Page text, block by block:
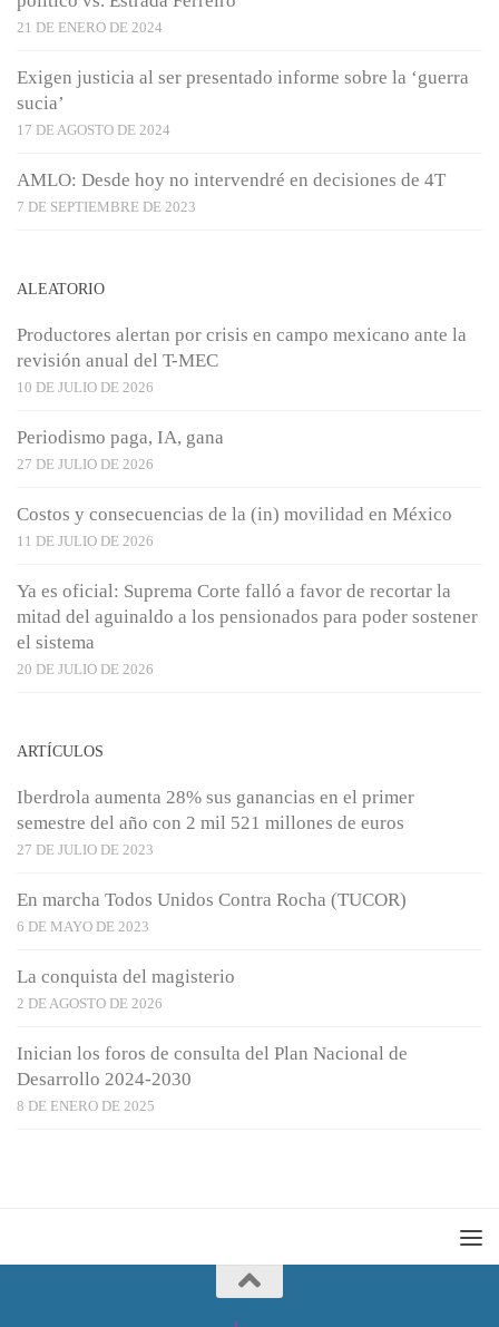
21 DE ENERO DE 2024
Exigen justicia al ser presentado informe sobre la ‘guerra
sucia’
17 DE AGOSTO DE 2024
AMLO: Desde hoy no intervendré en decisiones de 4T
7 DE SEPTIEMBRE DE 2023
ALEATORIO
Productores alertan por crisis en campo mexicano ante la
revisión anual del T-MEC
10 DE JULIO DE 2026
Periodismo paga, IA, gana
27 DE JULIO DE 2026
Costos y consecuencias de la (in) movilidad en México
11 DE JULIO DE 2026
Ya es oficial: Suprema Corte falló a favor de recortar la
mitad del aguinaldo a los pensionados para poder sostener
el sistema
20 DE JULIO DE 2026
ARTÍCULOS
Iberdrola aumenta 28% sus ganancias en el primer
semestre del año con 2 mil 521 millones de euros
27 DE JULIO DE 2023
En marcha Todos Unidos Contra Rocha (TUCOR)
6 DE MAYO DE 2023
La conquista del magisterio
2 DE AGOSTO DE 2026
Inician los foros de consulta del Plan Nacional de
Desarrollo 2024-2030
8 DE ENERO DE 2025